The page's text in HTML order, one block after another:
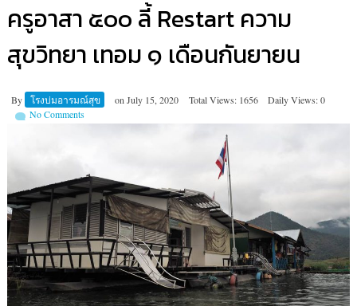
ครูอาสา ๕๐๐ ลี้ Restart ความ
สุขวิทยา เทอม ๑ เดือนกันยายน
By โรงบ่มอารมณ์สุข on July 15, 2020 Total Views: 1656
Daily Views: 0
No Comments